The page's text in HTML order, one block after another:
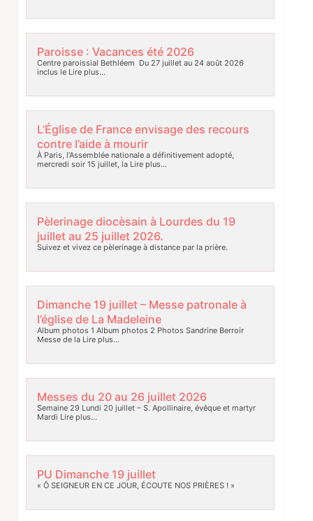
Paroisse : Vacances été 2026
Centre paroissial Bethléem Du 27 juillet au 24 août 2026
inclus leLire plus…
L’Église de France envisage des recours
contre l’aide à mourir
À Paris, l’Assemblée nationale a définitivement adopté,
mercredi soir 15 juillet, laLire plus…
Pèlerinage diocèsain à Lourdes du 19
juillet au 25 juillet 2026.
Suivez et vivez ce pèlerinage à distance par la prière.
Dimanche 19 juillet – Messe patronale à
l’église de La Madeleine
Album photos 1 Album photos 2 Photos Sandrine Berroir
Messe de laLire plus…
Messes du 20 au 26 juillet 2026
Semaine 29 Lundi 20 juillet – S. Apollinaire, évêque et martyr
Mardi Lire plus…
PU Dimanche 19 juillet
« Ô SEIGNEUR EN CE JOUR, ÉCOUTE NOS PRIÈRES ! »